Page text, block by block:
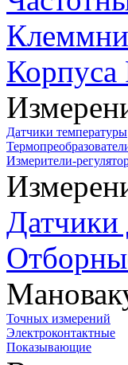
Датчики температуры
Измерители-
Датчики
Точных измерений
Электроконтактные
Показывающие